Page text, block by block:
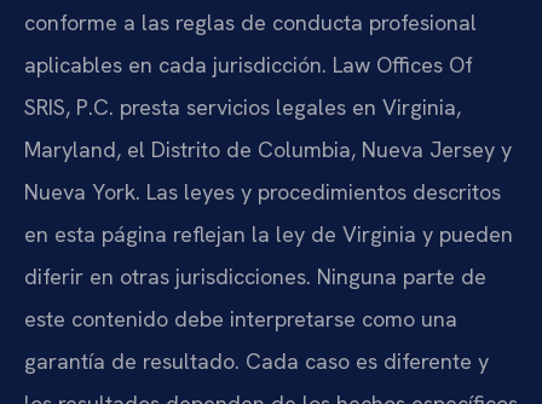
conforme a las reglas de conducta profesional
aplicables en cada jurisdicción. Law Offices Of
SRIS, P.C. presta servicios legales en Virginia,
Maryland, el Distrito de Columbia, Nueva Jersey y
Nueva York. Las leyes y procedimientos descritos
en esta página reflejan la ley de Virginia y pueden
diferir en otras jurisdicciones. Ninguna parte de
este contenido debe interpretarse como una
garantía de resultado. Cada caso es diferente y